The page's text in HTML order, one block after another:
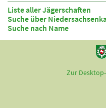
Liste aller Jägerschaften
Suche über
Suche nach Name
Zur